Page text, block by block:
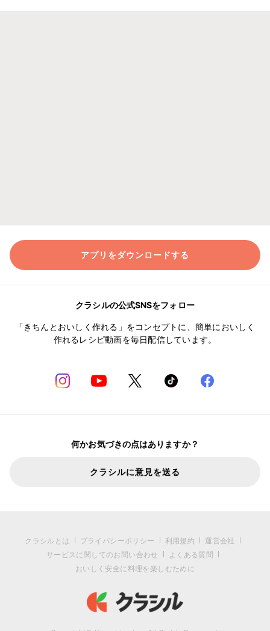
アプリをダウンロードする
クラシルの公式SNSをフォロー
「きちんとおいしく作れる」をコンセプトに、簡単においしく
作れるレシピ動画を毎日配信しています。
何かお気づきの点はありますか？
クラシルに意見を送る
クラシルとは プライバシーポリシー 利用規約
運営会社
サービスに関してのお問い合わせ
よくある質問
おいしく安全に料理を楽しむために